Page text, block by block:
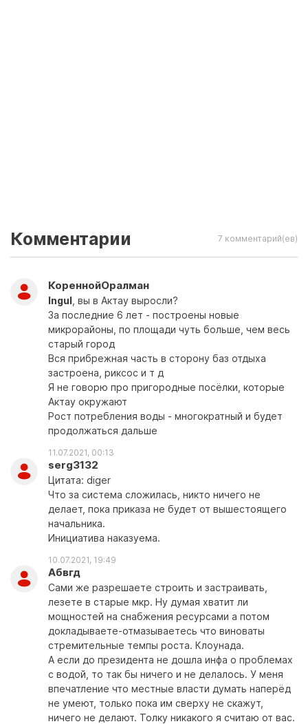
Комментарии 7 комментарий(ев)
КореннойОралман
Ingul , вы в Актау выросли?
За последние 6 лет - построены новые
микрорайоны, по площади чуть больше, чем весь
старый город
Вся прибрежная часть в сторону баз отдыха
застроена, риксос и т д
Я не говорю про пригородные посёлки, которые
Актау окружают
Рост потребления воды - многократный и будет
продолжаться дальше
11.07.2021, 00:13
serg3132
Цитата: diger
Что за система сложилась, никто ничего не
делает, пока приказа не будет от вышестоящего
начальника.
Инициатива наказуема.
10.07.2021, 19:49
Абвгд
Сами же разрешаете строить и застраивать,
лезете в старые мкр. Ну думая хватит ли
мощностей на снабжения ресурсами а потом
докладываете-отмазываетесь что виноваты
стремительные темпы роста. Клоунада.
А если до президента не дошла инфа о проблемах
с водой, то так бы ничего и не делалось. У меня
впечатление что местные власти думать наперёд
не умеют, только пока им сверху не скажут,
ничего не делают. Толку никакого я считаю от вас.